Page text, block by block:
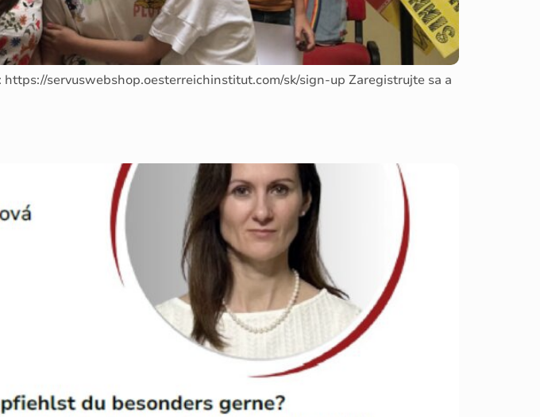
servuswebshop.oesterreichinstitut.com/sk/sign-up Zaregistrujte sa a